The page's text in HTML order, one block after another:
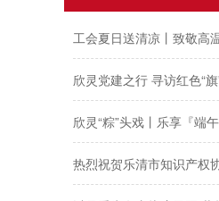
欣灵党建之行 寻访红色“旗
欣灵“粽”头戏丨乐享『端